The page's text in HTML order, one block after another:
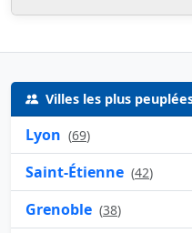
Villes les plus
Lyon (69)
Saint-Étienne (42)
Grenoble (38)